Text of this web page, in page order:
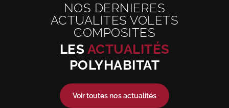
NOS DERNIERES
ACTUALITES VOLETS
COMPOSITES
LES ACTUALITÉS
POLYHABITAT
Voir toutes nos actualités